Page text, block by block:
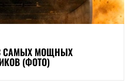
САМЫХ МОЩНЫХ
(ФОТО)